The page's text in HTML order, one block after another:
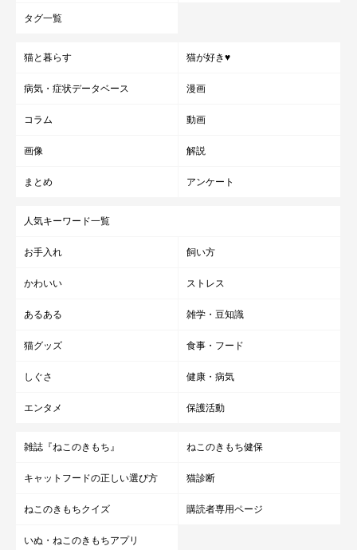
タグ一覧
猫と暮らす 猫が好き♥
病気・症状データベース 漫画
コラム 動画
画像 解説
まとめ アンケート
人気キーワード一覧
お手入れ 飼い方
かわいい ストレス
あるある 雑学・豆知識
猫グッズ 食事・フード
しぐさ 健康・病気
エンタメ 保護活動
雑誌『ねこのきもち』 ねこのきもち健保
キャットフードの正しい選び方 猫診断
ねこのきもちクイズ 購読者専用ページ
いぬ・ねこのきもちアプリ